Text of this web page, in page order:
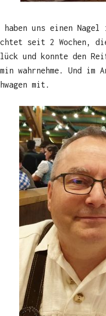
haben uns einen
seit 2 Wochen,
und konnte den
wahrnehme. Und im
mit.